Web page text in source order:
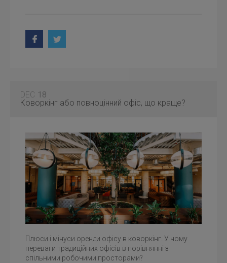
DEC 18
Коворкінг або повноцінний офіс, що краще?
Плюси і мінуси оренди офісу в коворкінг. У чому
переваги традиційних офісів в порівнянні з
спільними робочими просторами?